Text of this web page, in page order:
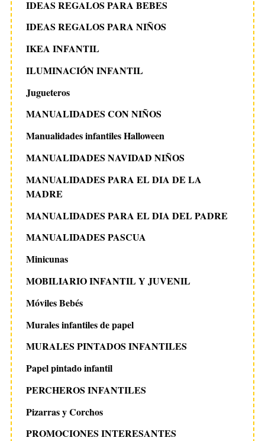
IDEAS REGALOS PARA BEBES
IDEAS REGALOS PARA NIÑOS
IKEA INFANTIL
ILUMINACIÓN INFANTIL
Jugueteros
MANUALIDADES CON NIÑOS
Manualidades infantiles Halloween
MANUALIDADES NAVIDAD NIÑOS
MANUALIDADES PARA EL DIA DE LA
MADRE
MANUALIDADES PARA EL DIA DEL PADRE
MANUALIDADES PASCUA
Minicunas
MOBILIARIO INFANTIL Y JUVENIL
Móviles Bebés
Murales infantiles de papel
MURALES PINTADOS INFANTILES
Papel pintado infantil
PERCHEROS INFANTILES
Pizarras y Corchos
PROMOCIONES INTERESANTES